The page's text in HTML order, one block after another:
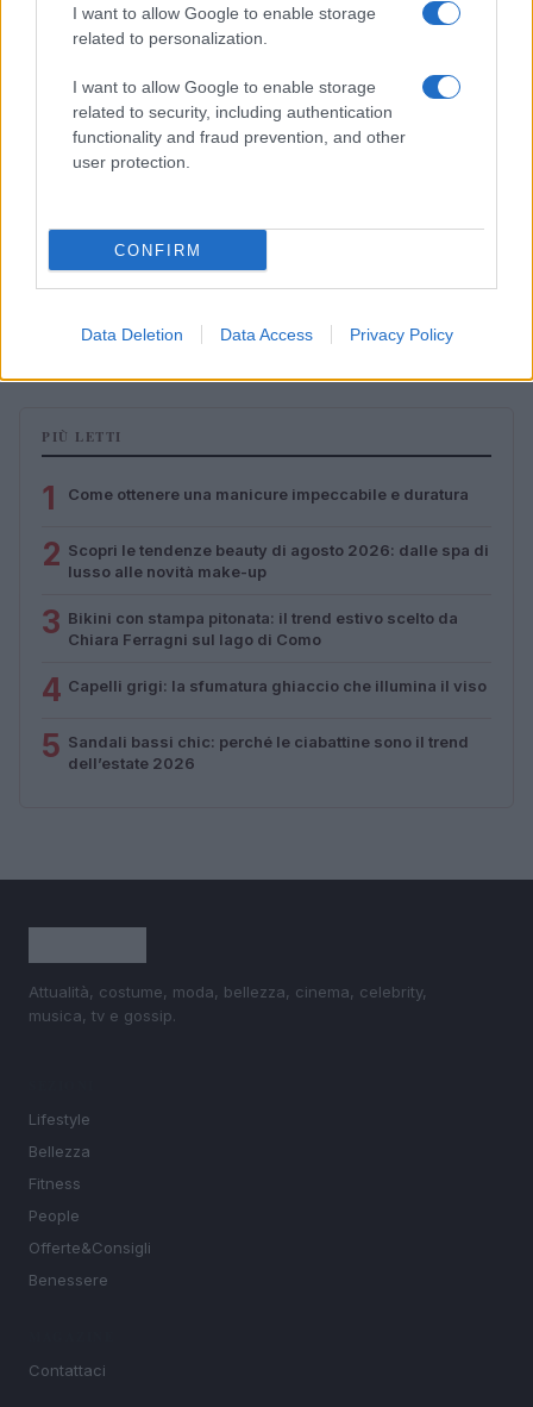
I want to allow Google to enable storage
related to personalization.
I want to allow Google to enable storage
related to security, including authentication
functionality and fraud prevention, and other
user protection.
CONFIRM
Data Deletion Data Access Privacy Policy
Come ottenere ricci morbidi e definiti con la giusta
Cristian Castiglioni · 9 Ago 2026
PIÙ LETTI
1 Come ottenere una manicure impeccabile e duratura
2 Scopri le tendenze beauty di agosto 2026: dalle spa di
lusso alle novità make-up
3 Bikini con stampa pitonata: il trend estivo scelto da
Chiara Ferragni sul lago di Como
4 Capelli grigi: la sfumatura ghiaccio che illumina il viso
5 Sandali bassi chic: perché le ciabattine sono il trend
dell’estate 2026
Attualità, costume, moda, bellezza, cinema, celebrity,
musica, tv e gossip.
Lifestyle
Bellezza
Fitness
People
Offerte&Consigli
Benessere
Contattaci